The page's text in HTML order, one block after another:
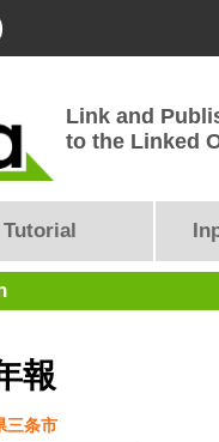
Link and
to the Linked
Tutorial
報
三条市